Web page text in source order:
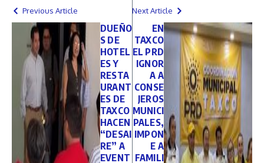
Previous Article
DUEÑO
S DE
HOTEL
ES Y
RESTA
URANT
ES DE
TAXCO
HACEN
“DESAI
RE” A
EVENT
Next Article
EN
TAXCO
EL PRD
IGNOR
A A
CONSE
JEROS
MUNICI
PALES,
IMPON
E A
FAMILI